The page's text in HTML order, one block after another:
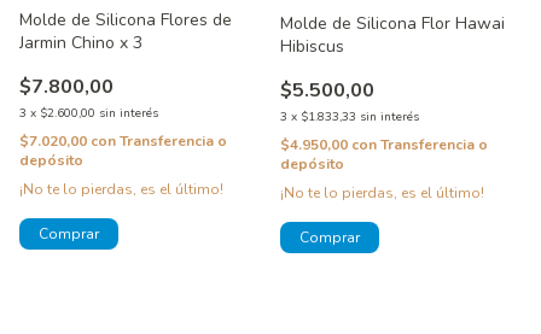
Molde de Silicona Flores de
Jarmin Chino x 3
$7.800,00
3 x $2.600,00 sin interés
$7.020,00 conTransferencia o
depósito
¡No te lo pierdas, es el último!
Molde de Silicona Flor Hawai
Hibiscus
$5.500,00
3 x $1.833,33 sin interés
$4.950,00 conTransferencia o
depósito
¡No te lo pierdas, es el último!